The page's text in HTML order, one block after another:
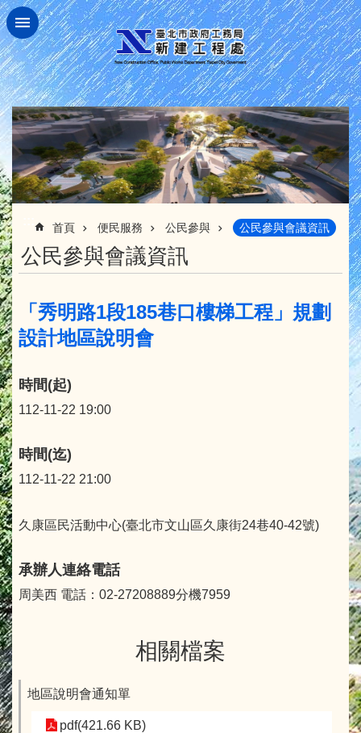
跳到主要內容區塊
首頁 便民服務 公民參與 公民參與會議資訊
公民參與會議資訊
「秀明路1段185巷口樓梯工程」規劃
設計地區說明會
時間(起)
112-11-22 19:00
時間(迄)
112-11-22 21:00
久康區民活動中心(臺北市文山區久康街24巷40-42號)
承辦人連絡電話
周美西 電話：02-27208889分機7959
相關檔案
地區說明會通知單
pdf(421.66 KB)